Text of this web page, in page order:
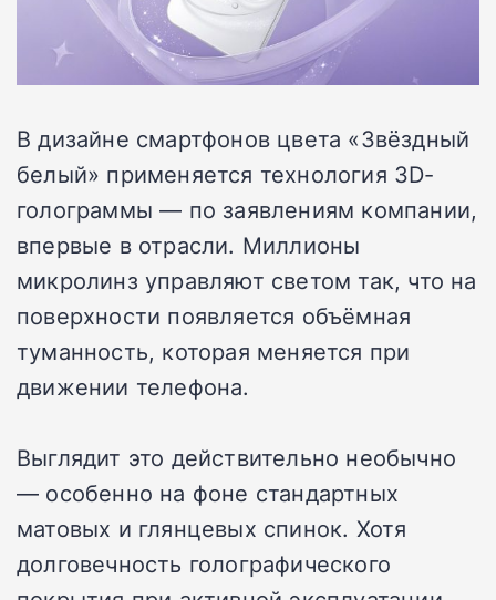
В дизайне смартфонов цвета «Звёздный
белый» применяется технология 3D-
голограммы — по заявлениям компании,
впервые в отрасли. Миллионы
микролинз управляют светом так, что на
поверхности появляется объёмная
туманность, которая меняется при
движении телефона.
Выглядит это действительно необычно
— особенно на фоне стандартных
матовых и глянцевых спинок. Хотя
долговечность голографического